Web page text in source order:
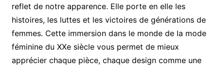
reflet de notre apparence. Elle porte en elle les
histoires, les luttes et les victoires de générations de
femmes. Cette immersion dans le monde de la mode
féminine du XXe siècle vous permet de mieux
apprécier chaque pièce, chaque design comme une